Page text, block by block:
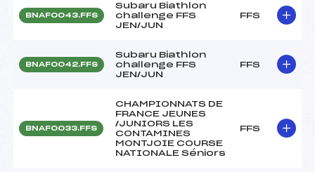
BNAF0043.FFS
Subaru Biathlon
challenge FFS
JEN/JUN
FFS
BNAF0042.FFS
Subaru Biathlon
challenge FFS
JEN/JUN
FFS
BNAF0033.FFS
CHAMPIONNATS DE
FRANCE JEUNES
/JUNIORS LES
CONTAMINES
MONTJOIE COURSE
NATIONALE Séniors
FFS